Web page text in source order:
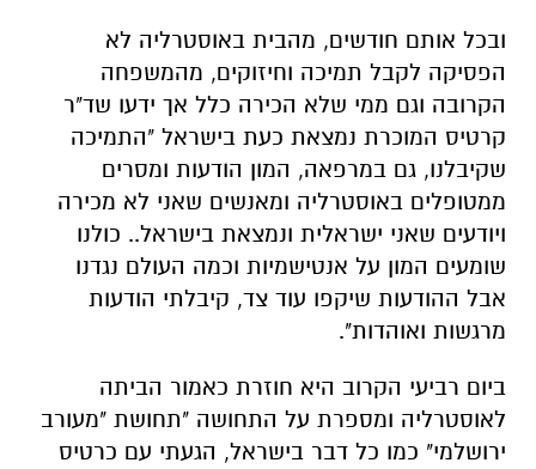
ובכל אותם חודשים, מהבית באוסטרליה לא
הפסיקה לקבל תמיכה וחיזוקים, מהמשפחה
הקרובה וגם ממי שלא הכירה כלל אך ידעו שד"ר
קרטיס המוכרת נמצאת כעת בישראל "התמיכה
שקיבלנו, גם במרפאה, המון הודעות ומסרים
ממטופלים באוסטרליה ומאנשים שאני לא מכירה
ויודעים שאני ישראלית ונמצאת בישראל.. כולנו
שומעים המון על אנטישמיות וכמה העולם נגדנו
אבל ההודעות שיקפו עוד צד, קיבלתי הודעות
מרגשות ואוהדות".
ביום רביעי הקרוב היא חוזרת כאמור הביתה
לאוסטרליה ומספרת על התחושה "תחושת "מעורב
ירושלמי" כמו כל דבר בישראל, הגעתי עם כרטיס